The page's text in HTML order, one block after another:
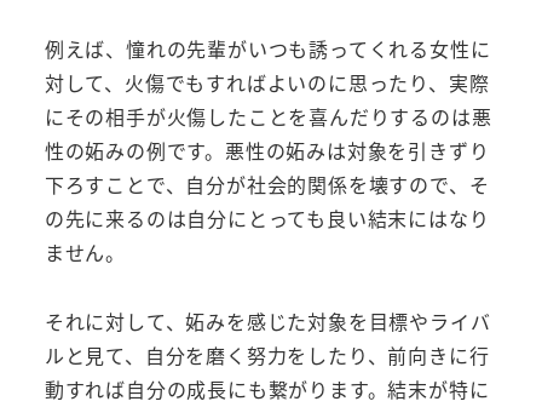
例えば、憧れの先輩がいつも誘ってくれる女性に
対して、火傷でもすればよいのに思ったり、実際
にその相手が火傷したことを喜んだりするのは悪
性の妬みの例です。悪性の妬みは対象を引きずり
下ろすことで、自分が社会的関係を壊すので、そ
の先に来るのは自分にとっても良い結末にはなり
ません。
それに対して、妬みを感じた対象を目標やライバ
ルと見て、自分を磨く努力をしたり、前向きに行
動すれば自分の成長にも繋がります。結末が特に